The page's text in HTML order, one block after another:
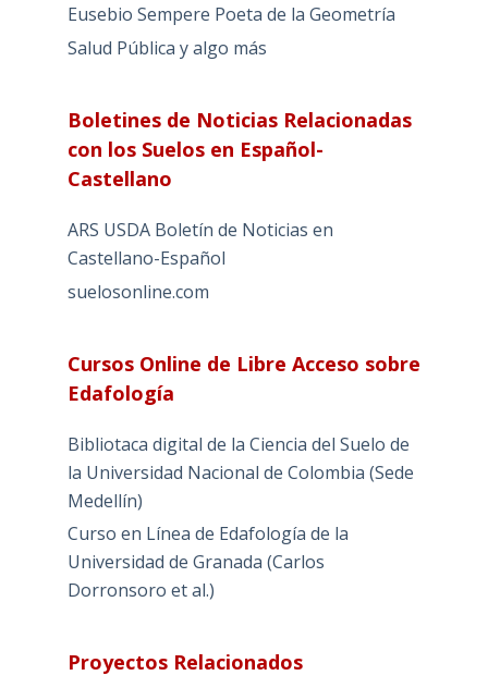
Eusebio Sempere Poeta de la Geometría
Salud Pública y algo más
Boletines de Noticias Relacionadas
con los Suelos en Español-
Castellano
ARS USDA Boletín de Noticias en
Castellano-Español
suelosonline.com
Cursos Online de Libre Acceso sobre
Edafología
Bibliotaca digital de la Ciencia del Suelo de
la Universidad Nacional de Colombia (Sede
Medellín)
Curso en Línea de Edafología de la
Universidad de Granada (Carlos
Dorronsoro et al.)
Proyectos Relacionados